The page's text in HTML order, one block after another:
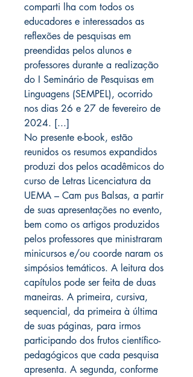
comparti lha com todos os
educadores e interessados as
reflexões de pesquisas em
preendidas pelos alunos e
professores durante a realização
do I Seminário de Pesquisas em
Linguagens (SEMPEL), ocorrido
nos dias 26 e 27 de fevereiro de
2024. [...]
No presente e-book, estão
reunidos os resumos expandidos
produzi dos pelos acadêmicos do
curso de Letras Licenciatura da
UEMA – Cam pus Balsas, a partir
de suas apresentações no evento,
bem como os artigos produzidos
pelos professores que ministraram
minicursos e/ou coorde naram os
simpósios temáticos. A leitura dos
capítulos pode ser feita de duas
maneiras. A primeira, cursiva,
sequencial, da primeira à última
de suas páginas, para irmos
participando dos frutos científico-
pedagógicos que cada pesquisa
apresenta. A segunda, conforme